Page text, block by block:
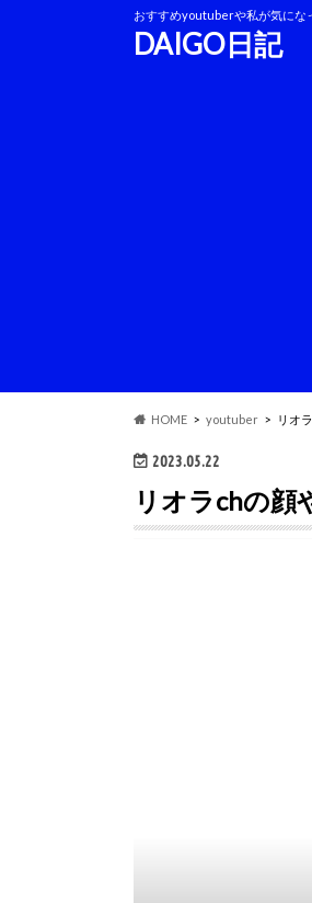
おすすめyoutuberや私が気にな
DAIGO日記
HOME youtuber リオ
2023.05.22
リオラchの顔